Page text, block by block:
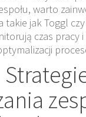
warto
takie jak Toggl
czas pracy